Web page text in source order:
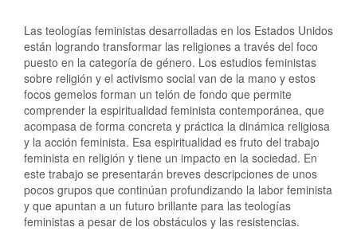
Las teologías feministas desarrolladas en los Estados Unidos
están logrando transformar las religiones a través del foco
puesto en la categoría de género. Los estudios feministas
sobre religión y el activismo social van de la mano y estos
focos gemelos forman un telón de fondo que permite
comprender la espiritualidad feminista contemporánea, que
acompasa de forma concreta y práctica la dinámica religiosa
y la acción feminista. Esa espiritualidad es fruto del trabajo
feminista en religión y tiene un impacto en la sociedad. En
este trabajo se presentarán breves descripciones de unos
pocos grupos que continúan profundizando la labor feminista
y que apuntan a un futuro brillante para las teologías
feministas a pesar de los obstáculos y las resistencias.